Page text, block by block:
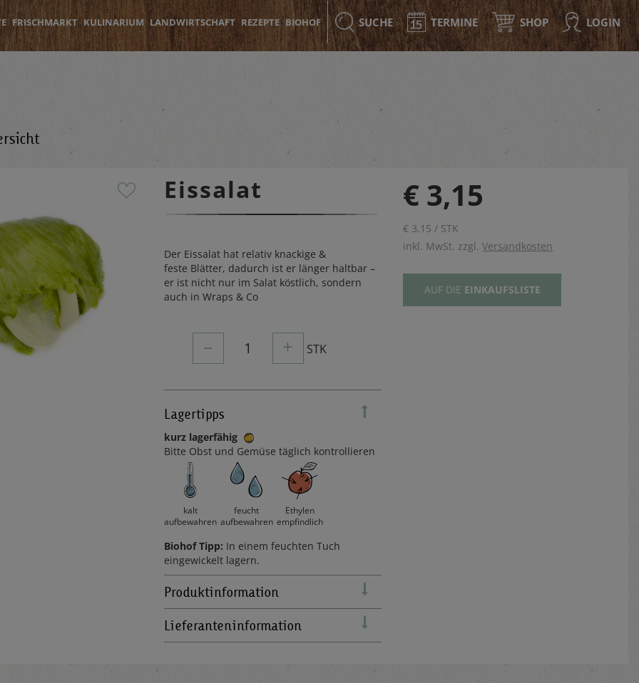
FRISCHMARKT KULINARIUM LANDWIRTSCHAFT REZEPTE BIOHOF SUCHE TERMINE SHOP LOGIN
Eissalat
Der Eissalat hat relativ knackige &
feste Blätter, dadurch ist er länger haltbar –
er ist nicht nur im Salat köstlich, sondern
auch in Wraps & Co
– 1 + STK
Lagertipps
kurz lagerfähig
Bitte Obst und Gemüse täglich kontrollieren
kalt
aufbewahren
feucht
aufbewahren
Ethylen
empfindlich
Biohof Tipp: In einem feuchten Tuch
eingewickelt lagern.
Produktinformation
Lieferanteninformation
€ 3,15
€ 3,15 / STK
inkl. MwSt. zzgl.Versandkosten
AUF DIE EINKAUFSLISTE